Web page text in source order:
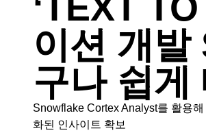
이션 개발
구나 쉽게
Snowflake Cortex Analyst를 활용
화된 인사이트 확보